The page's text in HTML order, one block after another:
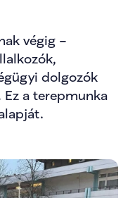
végig –
dolgozók
a terepmunka